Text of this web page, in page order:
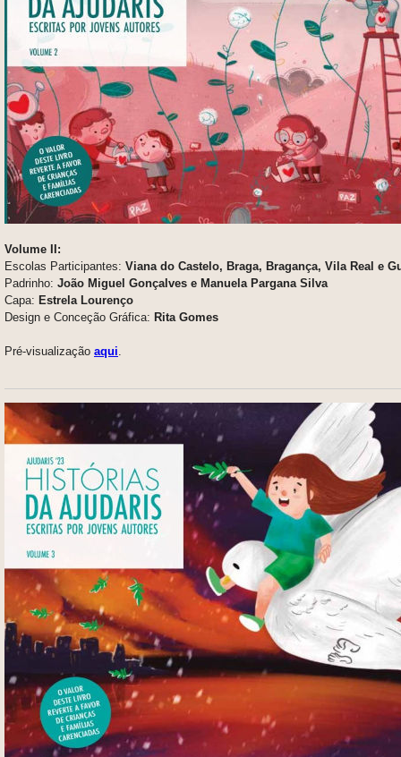
Volume II:
Escolas Participantes: Viana do Castelo, Braga, Bragança, Vila Real e
Padrinho: João Miguel Gonçalves e Manuela Pargana Silva
Capa: Estrela Lourenço
Design e Conceção Gráfica: Rita Gomes
Pré-visualização aqui